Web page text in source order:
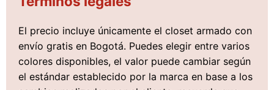
El precio incluye únicamente el closet armado con
envío gratis en Bogotá. Puedes elegir entre varios
colores disponibles, el valor puede cambiar según
el estándar establecido por la marca en base a los